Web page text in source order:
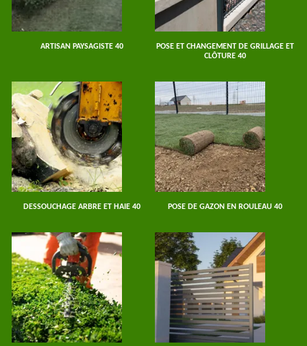
ARTISAN PAYSAGISTE 40
POSE ET CHANGEMENT DE GRILLAGE ET
CLÔTURE 40
DESSOUCHAGE ARBRE ET HAIE 40 POSE DE GAZON EN ROULEAU 40